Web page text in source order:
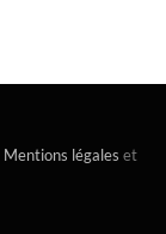
Mentions légales et